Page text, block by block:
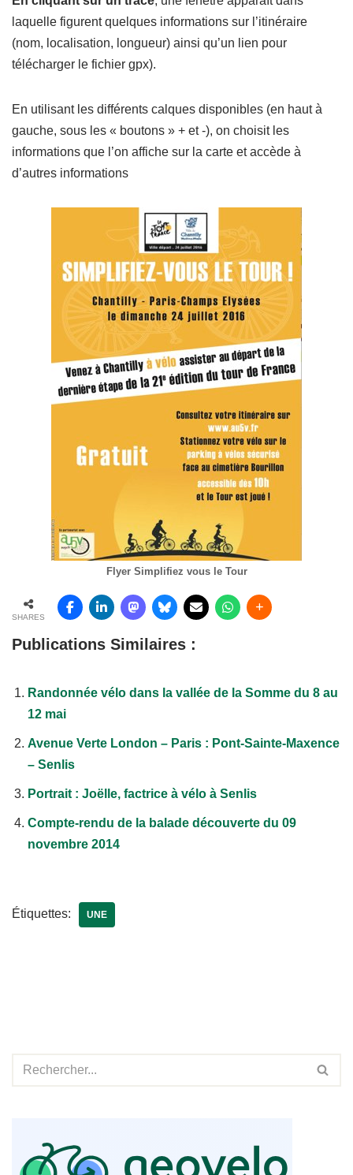
laquelle figurent quelques informations sur l’itinéraire
(nom, localisation, longueur) ainsi qu’un lien pour
télécharger le fichier gpx).
En utilisant les différents calques disponibles (en haut à
gauche, sous les « boutons » + et -), on choisit les
informations que l’on affiche sur la carte et accède à
d’autres informations
Flyer Simplifiez vous le Tour
SHARES
Publications Similaires :
Randonnée vélo dans la vallée de la Somme du 8 au
12 mai
Avenue Verte London – Paris : Pont-Sainte-Maxence
– Senlis
Portrait : Joëlle, factrice à vélo à Senlis
Compte-rendu de la balade découverte du 09
novembre 2014
Étiquettes: UNE